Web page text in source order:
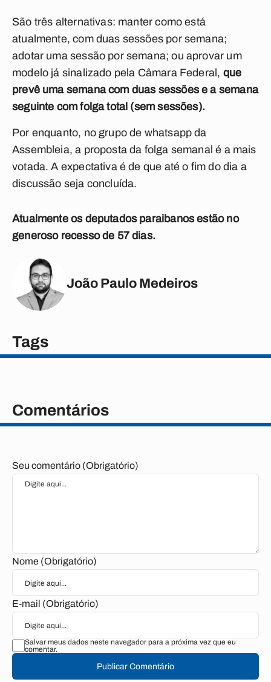
São três alternativas: manter como está
atualmente, com duas sessões por semana;
adotar uma sessão por semana; ou aprovar um
modelo já sinalizado pela Câmara Federal, que
prevê uma semana com duas sessões e a semana
seguinte com folga total (sem sessões).
Por enquanto, no grupo de whatsapp da
Assembleia, a proposta da folga semanal é a mais
votada. A expectativa é de que até o fim do dia a
discussão seja concluída.
Atualmente os deputados paraibanos estão no
generoso recesso de 57 dias.
João Paulo Medeiros
Tags
Comentários
Seu comentário (Obrigatório)
Nome (Obrigatório)
E-mail (Obrigatório)
Salvar meus dados neste navegador para a próxima vez que eu
comentar.
Publicar Comentário